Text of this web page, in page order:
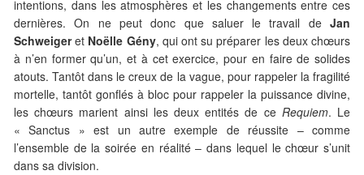
intentions, dans les atmosphères et les changements entre ces
dernières. On ne peut donc que saluer le travail de Jan
Schweigeret Noëlle Gény, qui ont su préparer les deux chœurs
à n’en former qu’un, et à cet exercice, pour en faire de solides
atouts. Tantôt dans le creux de la vague, pour rappeler la fragilité
mortelle, tantôt gonflés à bloc pour rappeler la puissance divine,
les chœurs marient ainsi les deux entités de ce Requiem. Le
« Sanctus » est un autre exemple de réussite – comme
l’ensemble de la soirée en réalité – dans lequel le chœur s’unit
dans sa division.